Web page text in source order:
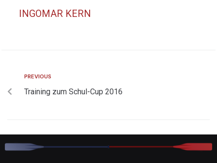
INGOMAR KERN
PREVIOUS
Training zum Schul-Cup 2016